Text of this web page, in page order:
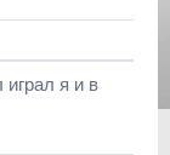
играл я и в